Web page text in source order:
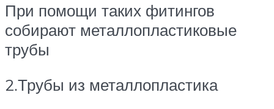
При помощи таких фитингов
собирают металлопластиковые
трубы
2.Трубы из металлопластика